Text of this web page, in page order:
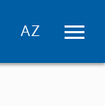
üçün giriş